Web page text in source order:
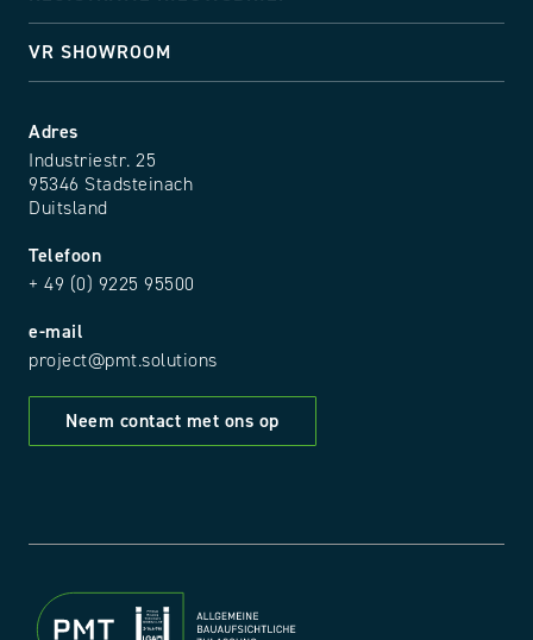
Adres
Industriestr. 25
95346 Stadsteinach
Duitsland
Telefoon
+ 49 (0) 9225 95500
e-mail
project@pmt.solutions
Neem contact met ons op
VR SHOWROOM